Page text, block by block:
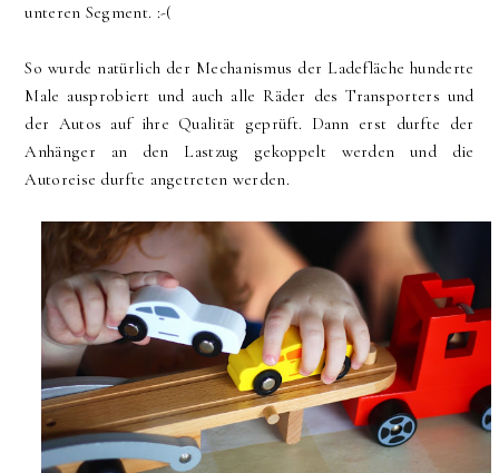
unteren Segment. :-(
So wurde natürlich der Mechanismus der Ladefläche hunderte
Male ausprobiert und auch alle Räder des Transporters und
der Autos auf ihre Qualität geprüft. Dann erst durfte der
Anhänger an den Lastzug gekoppelt werden und die
Autoreise durfte angetreten werden.